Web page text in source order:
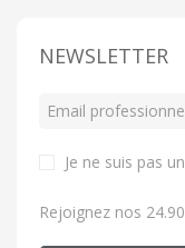
NEWSLETTER
Je ne suis pas
Rejoignez nos